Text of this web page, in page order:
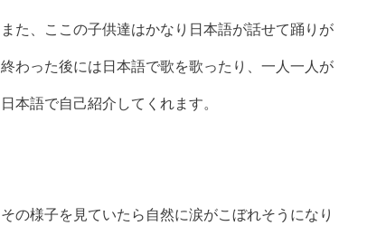
また、ここの子供達はかなり日本語が話せて踊りが
終わった後には日本語で歌を歌ったり、一人一人が
日本語で自己紹介してくれます。
その様子を見ていたら自然に涙がこぼれそうになり